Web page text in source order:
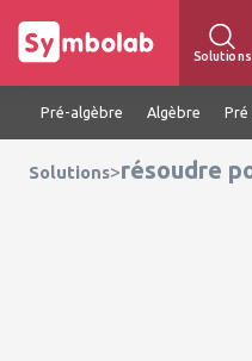
Solutions
Pré-algèbre Algèbre Pré
Solutions>résoudre